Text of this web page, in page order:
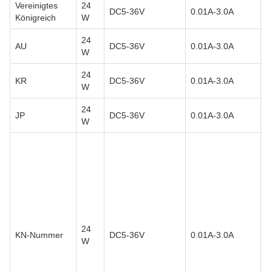
Vereinigtes
Königreich
24
W
DC5-36V 0.01A-3.0A
AU
24
W
DC5-36V 0.01A-3.0A
KR
24
W
DC5-36V 0.01A-3.0A
JP
24
W
DC5-36V 0.01A-3.0A
KN-Nummer
24
W
DC5-36V 0.01A-3.0A